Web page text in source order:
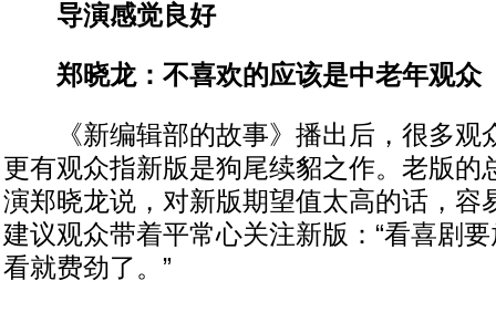
导演感觉良好
郑晓龙：不喜欢的应该是中老年观众
《新编辑部的故事》播出后，很多观
更有观众指新版是狗尾续貂之作。老版的
演郑晓龙说，对新版期望值太高的话，容
建议观众带着平常心关注新版：“看喜剧
看就费劲了。”